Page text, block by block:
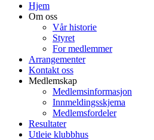
Hjem
Om oss
Vår historie
Styret
For medlemmer
Arrangementer
Kontakt oss
Medlemskap
Medlemsinformasjon
Innmeldingsskjema
Medlemsfordeler
Resultater
Utleie klubbhus